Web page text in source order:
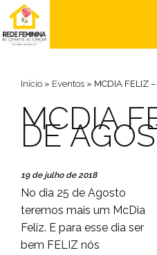
Início » Eventos » MCDIA FELIZ
MCDIA
DE
19 de julho de 2018
No dia 25 de Agosto
teremos mais um McDia
Feliz. E para esse dia ser
bem FELIZ nós